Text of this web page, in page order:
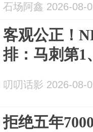
石场阿鑫 2026-08-
客观公正！
排：马刺第1
叨叨话影 2026-08-
拒绝五年